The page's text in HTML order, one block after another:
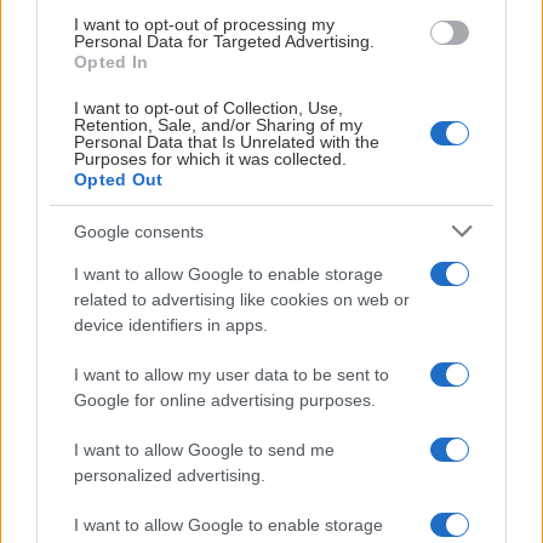
I want to opt-out of processing my
Personal Data for Targeted Advertising.
Opted In
I want to opt-out of Collection, Use,
Retention, Sale, and/or Sharing of my
Personal Data that Is Unrelated with the
Purposes for which it was collected.
Opted Out
Google consents
I want to allow Google to enable storage
related to advertising like cookies on web or
device identifiers in apps.
I want to allow my user data to be sent to
Google for online advertising purposes.
I want to allow Google to send me
personalized advertising.
I want to allow Google to enable storage
Förtur för intervjuer ges i turordning enligt SHL:s
riktlinjer.
TV4
Sveriges Radio
Sveriges Television
Aftonbladet
får göra intervjuer före
matchstart, på isen samt i pauser. Inga intervjuer
sker på vägen till omklädningsrummet.
isnivå eller läktare. Önskemål om placering skickas
så tidigt som möjligt till informationsansvarig men
Placeringar
platser uppdelat på två fotobås
centrerade läktarplatser
Det är även tillåtet att fotografera runtom sargen.
Regler för fotografer:
• Fotografer i fotobåsen måste bära hjälm. Ett fåtal
lånehjälmar finns.
• Mittenbåset är reserverat för sändande tv-bolag.
Eventuell fotografering därifrån görs efter
överenskommelse med tv-bolaget.
Visa mer
Express till Stockholms Central. Medtaxi
tar det ca